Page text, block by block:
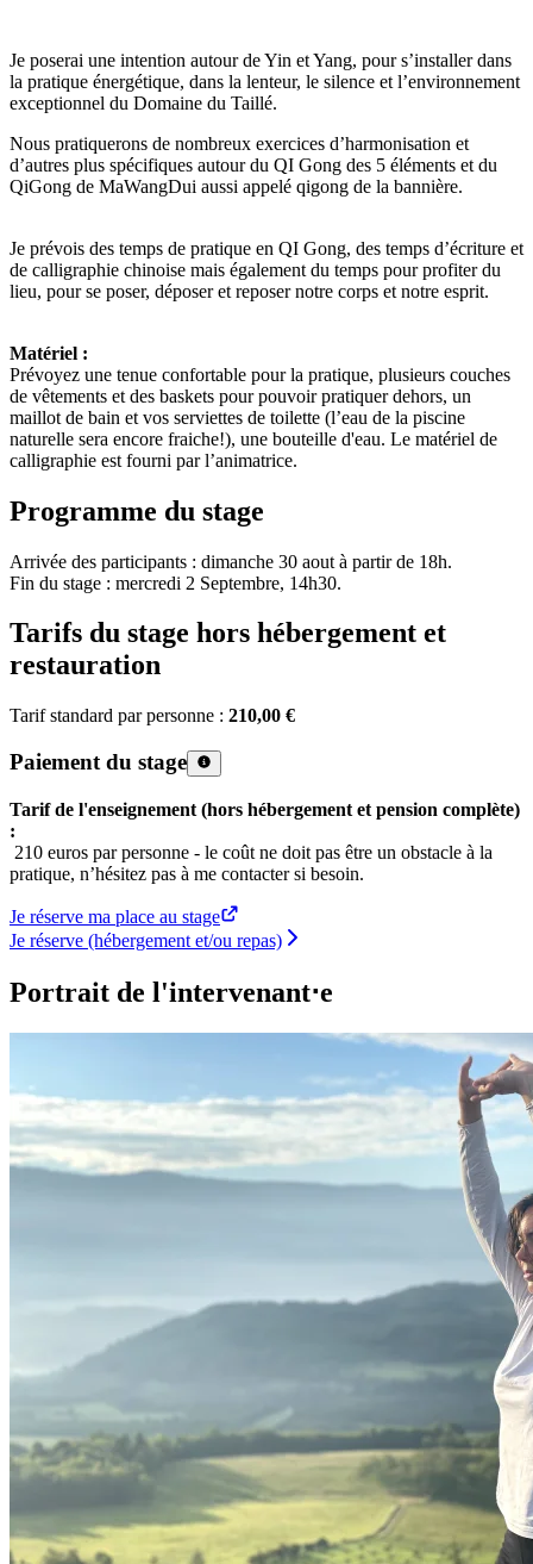
Je poserai une intention autour de Yin et Yang, pour s’installer dans
la pratique énergétique, dans la lenteur, le silence et l’environnement
exceptionnel du Domaine du Taillé.
Nous pratiquerons de nombreux exercices d’harmonisation et
d’autres plus spécifiques autour du QI Gong des 5 éléments et du
QiGong de MaWangDui aussi appelé qigong de la bannière.
Je prévois des temps de pratique en QI Gong, des temps d’écriture et
de calligraphie chinoise mais également du temps pour profiter du
lieu, pour se poser, déposer et reposer notre corps et notre esprit.
Matériel :
Prévoyez une tenue confortable pour la pratique, plusieurs couches
de vêtements et des baskets pour pouvoir pratiquer dehors, un
maillot de bain et vos serviettes de toilette (l’eau de la piscine
naturelle sera encore fraiche!), une bouteille d'eau. Le matériel de
calligraphie est fourni par l’animatrice.
Programme du stage
Arrivée des participants : dimanche 30 aout à partir de 18h.
Fin du stage : mercredi 2 Septembre, 14h30.
Tarifs du stage hors hébergement et
restauration
Tarif standard par personne : 210,00 €
Paiement du stage
Tarif de l'enseignement (hors hébergement et pension complète)
:
210 euros par personne - le coût ne doit pas être un obstacle à la
pratique, n’hésitez pas à me contacter si besoin.
Je réserve ma place au stage
Je réserve (hébergement et/ou repas)
Portrait de l'intervenant⋅e